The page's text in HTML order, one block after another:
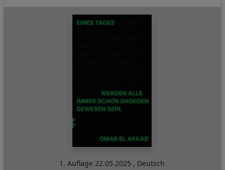
1. Auflage22.05.2025 , Deutsch